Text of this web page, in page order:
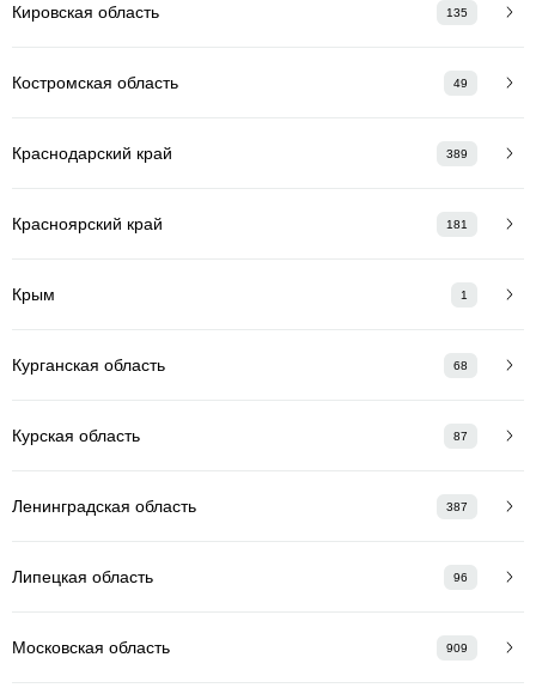
Кировская область 135
Костромская область 49
Краснодарский край 389
Красноярский край 181
Крым 1
Курганская область 68
Курская область 87
Ленинградская область 387
Липецкая область 96
Московская область 909